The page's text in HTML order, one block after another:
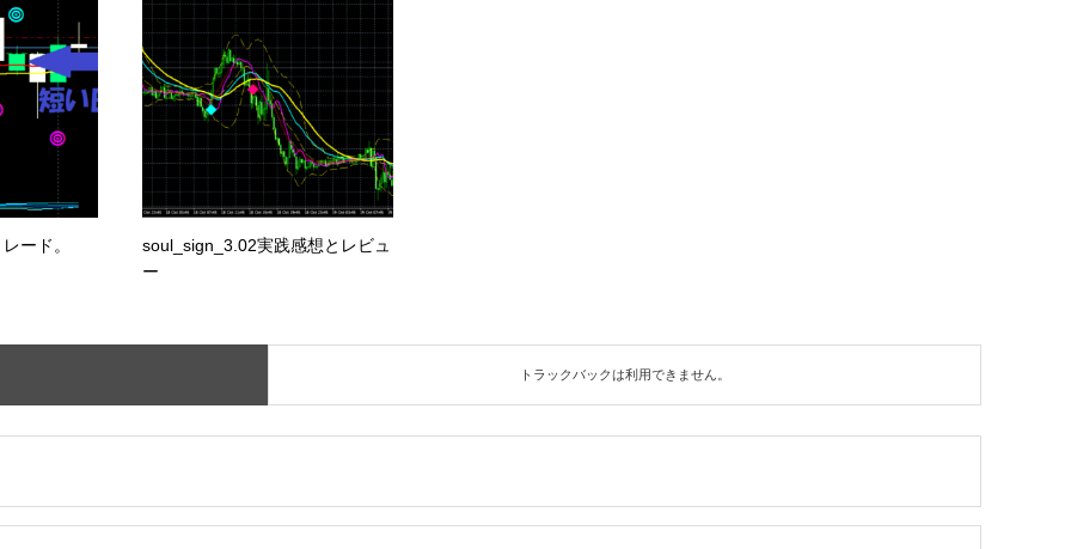
ード。
soul_sign_3.02実践感想とレビュ
ー
トラックバックは利用できません。